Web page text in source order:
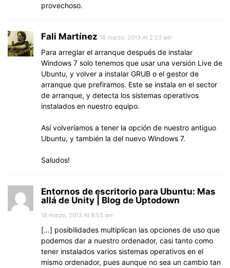
provechoso.
Fali Martínez 18 marzo, 2013 At 2:23 am
Para arreglar el arranque después de instalar
Windows 7 solo tenemos que usar una versión Live de
Ubuntu, y volver a instalar GRUB o el gestor de
arranque que prefiramos. Este se instala en el sector
de arranque, y detecta los sistemas operativos
instalados en nuestro equipo.
Así volveríamos a tener la opción de nuestro antiguo
Ubuntu, y también la del nuevo Windows 7.
Saludos!
Entornos de escritorio para Ubuntu: Mas
allá de Unity | Blog de Uptodown
18 marzo, 2013 At 9:53 am
[…] posibilidades multiplican las opciones de uso que
podemos dar a nuestro ordenador, casi tanto como
tener instalados varios sistemas operativos en el
mismo ordenador, pues aunque no sea un cambio tan